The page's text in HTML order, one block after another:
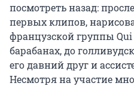
посмотреть назад:
первых клипов,
французской группы Qui
барабанах, до
его давний друг и
Несмотря на участие